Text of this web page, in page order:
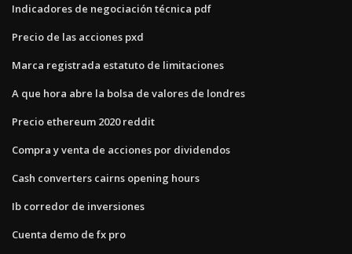
Indicadores de negociación técnica pdf
Precio de las acciones pxd
Marca registrada estatuto de limitaciones
A que hora abre la bolsa de valores de londres
Precio ethereum 2020 reddit
Compra y venta de acciones por dividendos
Cash converters cairns opening hours
Ib corredor de inversiones
Cuenta demo de fx pro